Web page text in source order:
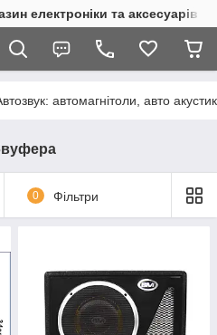
електроніки та аксесуарів в
автомагнітоли, авто
0 Фільтри